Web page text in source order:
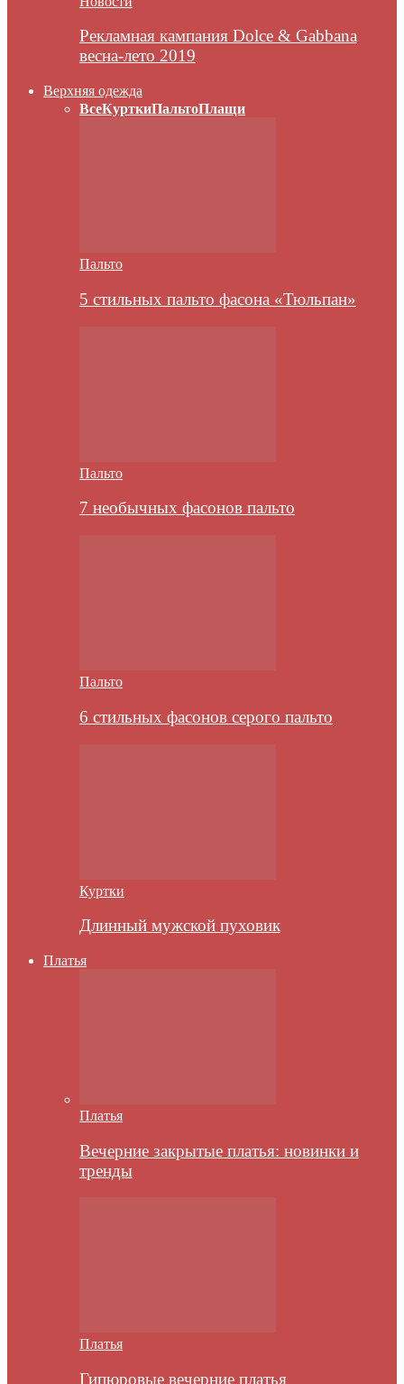
Рекламная кампания Dolce & Gabbana
весна-лето 2019
Верхняя одежда
ВсеКурткиПальтоПлащи
Пальто
5 стильных пальто фасона «Тюльпан»
Пальто
7 необычных фасонов пальто
Пальто
6 стильных фасонов серого пальто
Куртки
Длинный мужской пуховик
Платья
Платья
Вечерние закрытые платья: новинки и
тренды
Платья
Гипюровые вечерние платья